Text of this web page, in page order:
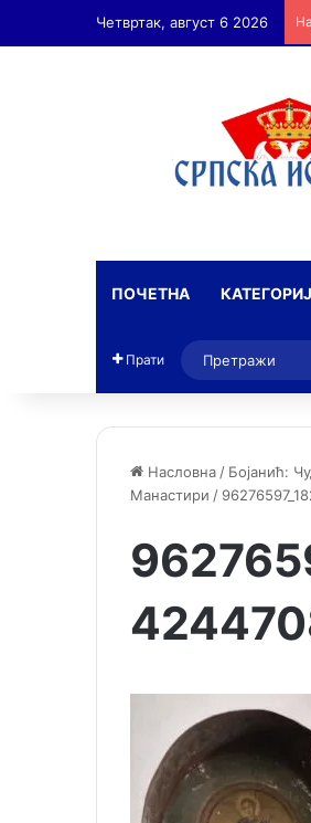
Четвртак, август 6 2026
ПОЧЕТНА
Прати
Насловна / Бојанић:
Манастири /